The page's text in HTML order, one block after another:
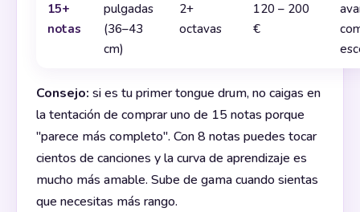
15+
notas
pulgadas
(36–43
cm)
2+
octavas
120 – 200
€
Consejo: si es tu primer tongue drum, no caigas en
la tentación de comprar uno de 15 notas porque
"parece más completo". Con 8 notas puedes tocar
cientos de canciones y la curva de aprendizaje es
mucho más amable. Sube de gama cuando sientas
que necesitas más rango.